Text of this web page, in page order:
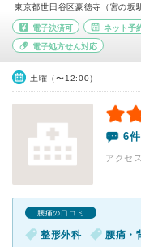
東京都世田谷区豪徳寺（宮の坂
電子決済可 ネット予
電子処方せん対応
土曜（〜12:00）
6件
アクセ
腰痛の口コミ
整形外科 腰痛・